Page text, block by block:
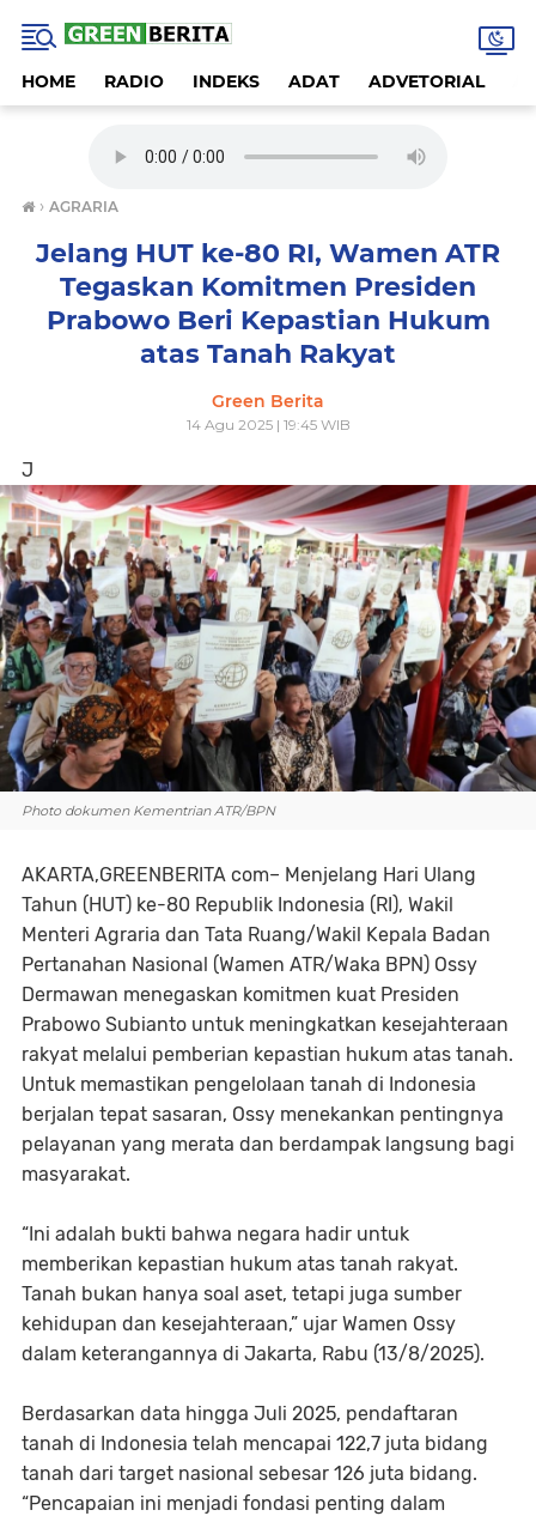
HOME RADIO INDEKS ADAT ADVETORIAL
› AGRARIA
Jelang HUT ke-80 RI, Wamen ATR
Tegaskan Komitmen Presiden
Prabowo Beri Kepastian Hukum
atas Tanah Rakyat
Green Berita
14 Agu 2025 | 19:45 WIB
J
Photo dokumen Kementrian ATR/BPN
AKARTA,GREENBERITA com– Menjelang Hari Ulang
Tahun (HUT) ke-80 Republik Indonesia (RI), Wakil
Menteri Agraria dan Tata Ruang/Wakil Kepala Badan
Pertanahan Nasional (Wamen ATR/Waka BPN) Ossy
Dermawan menegaskan komitmen kuat Presiden
Prabowo Subianto untuk meningkatkan kesejahteraan
rakyat melalui pemberian kepastian hukum atas tanah.
Untuk memastikan pengelolaan tanah di Indonesia
berjalan tepat sasaran, Ossy menekankan pentingnya
pelayanan yang merata dan berdampak langsung bagi
masyarakat.
“Ini adalah bukti bahwa negara hadir untuk
memberikan kepastian hukum atas tanah rakyat.
Tanah bukan hanya soal aset, tetapi juga sumber
kehidupan dan kesejahteraan,” ujar Wamen Ossy
dalam keterangannya di Jakarta, Rabu (13/8/2025).
Berdasarkan data hingga Juli 2025, pendaftaran
tanah di Indonesia telah mencapai 122,7 juta bidang
tanah dari target nasional sebesar 126 juta bidang.
“Pencapaian ini menjadi fondasi penting dalam